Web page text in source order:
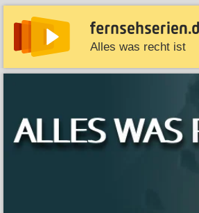
Alles was recht ist
News Entdecken Streaming